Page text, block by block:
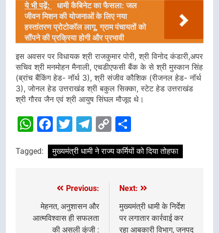
ये भी पढ़ें:
धामी कैबिनेट का फैसला: जल
जीवन मिशन की योजनाओं के लिए नया
हस्तांतरण प्रोटोकॉल लागू, ग्राम पंचायतों को
सौंपने की प्रक्रिया होगी और प्रभावी
इस अवसर पर विधायक श्री राजकुमार पोरी, श्री विनोद कंडारी,अपर
सचिव श्री मनमोहन मैनाली, एचडीएफसी बैंक के से श्री मुस्कान सिंह
(ब्रांच बैंकिंग हेड- नॉर्थ 3), श्री संजीव कौशिक (रीजनल हेड- नॉर्थ
3), जोनल हेड उत्तराखंड श्री बकुल सिक्का, स्टेट हेड उत्तराखंड
श्री गौरव जैन एवं श्री आयुष सिंघल मौजूद थे।
WhatsApp
Facebook
Twitter
Telegram
Copy
Link
Tagged: मुख्यमंत्री धामी ने राज्य कर्मियों को दिया तोहफा
navigation
Previous:
मेहनत, अनुशासन और
आत्मविश्वास ही सफलता
की असली कुंजी :
Next:
मुख्यमंत्री धामी के निर्देश
पर लगातार कार्रवाई कर
रहा आबकारी विभाग, जनपद